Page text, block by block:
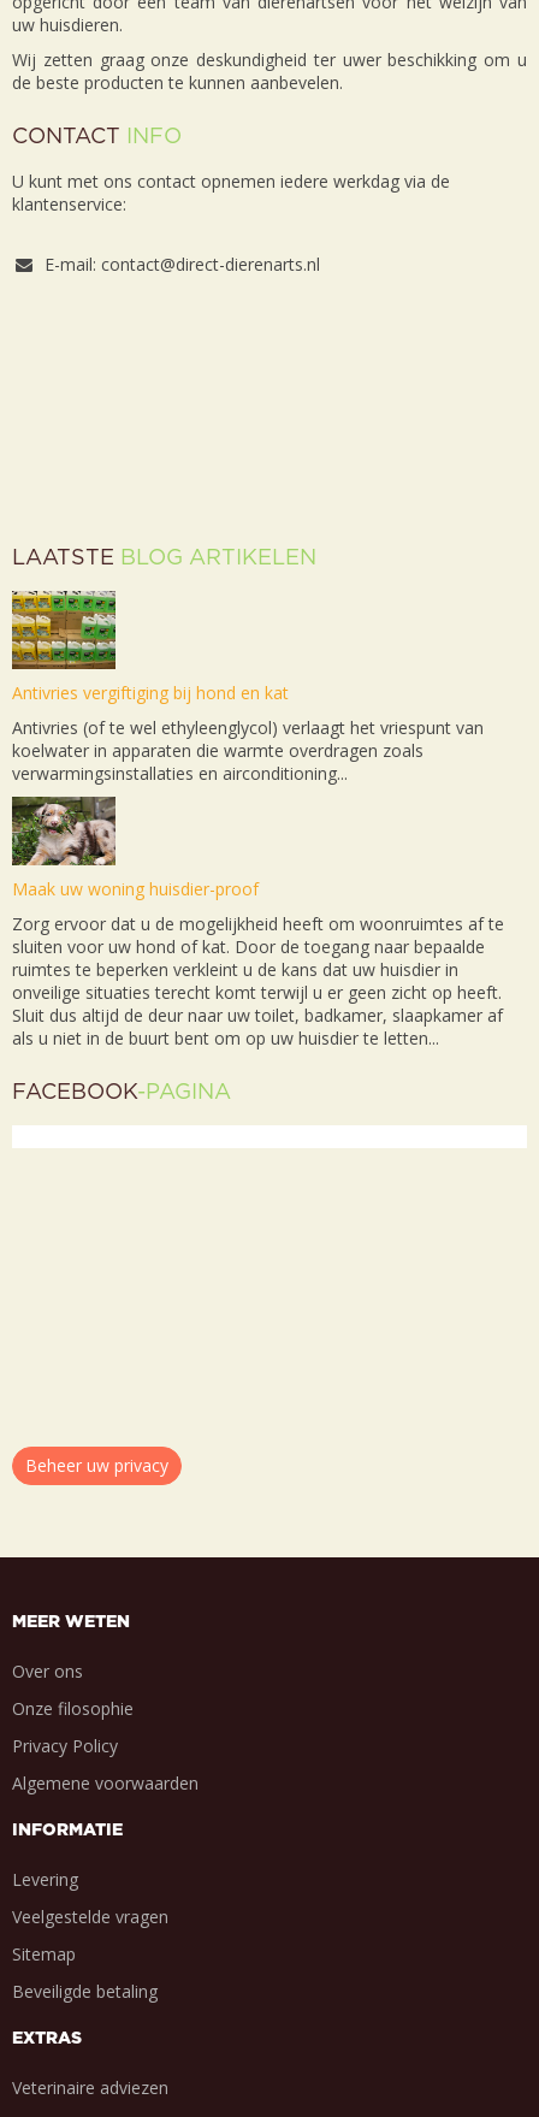
uw huisdieren.
Wij zetten graag onze deskundigheid ter uwer beschikking om u
de beste producten te kunnen aanbevelen.
CONTACT INFO
U kunt met ons contact opnemen iedere werkdag via de
klantenservice:
E-mail: contact@direct-dierenarts.nl
LAATSTE BLOG ARTIKELEN
Antivries vergiftiging bij hond en kat
Antivries (of te wel ethyleenglycol) verlaagt het vriespunt van
koelwater in apparaten die warmte overdragen zoals
verwarmingsinstallaties en airconditioning...
Maak uw woning huisdier-proof
Zorg ervoor dat u de mogelijkheid heeft om woonruimtes af te
sluiten voor uw hond of kat. Door de toegang naar bepaalde
ruimtes te beperken verkleint u de kans dat uw huisdier in
onveilige situaties terecht komt terwijl u er geen zicht op heeft.
Sluit dus altijd de deur naar uw toilet, badkamer, slaapkamer af
als u niet in de buurt bent om op uw huisdier te letten...
FACEBOOK-PAGINA
Beheer uw privacy
MEER WETEN
Over ons
Onze filosophie
Privacy Policy
Algemene voorwaarden
INFORMATIE
Levering
Veelgestelde vragen
Sitemap
Beveiligde betaling
EXTRAS
Veterinaire adviezen